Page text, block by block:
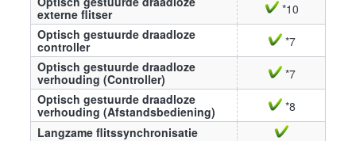
externe flitser
*10
Optisch gestuurde draadloze
controller
*7
Optisch gestuurde draadloze
verhouding (Controller)
*7
Optisch gestuurde draadloze
verhouding (Afstandsbediening)
*8
Langzame flitssynchronisatie